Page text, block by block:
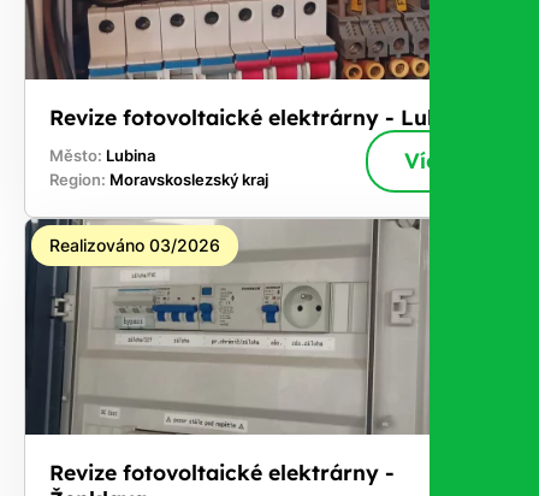
Revize fotovoltaické elektrárny - Lubina
Město: Lubina
Region: Moravskoslezský kraj
Více
Realizováno 03/2026
Revize fotovoltaické elektrárny -